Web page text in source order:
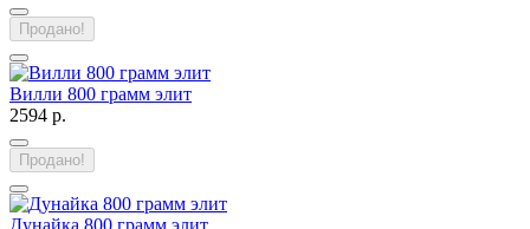
Продано!
Вилли 800 грамм элит
2594 р.
Продано!